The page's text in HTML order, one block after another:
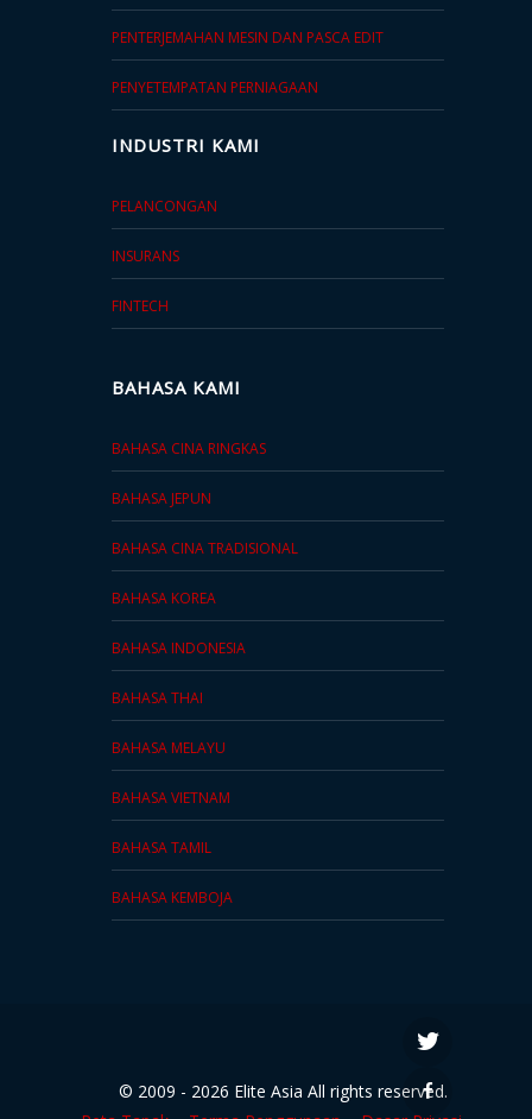
PENTERJEMAHAN MESIN DAN PASCA EDIT
PENYETEMPATAN PERNIAGAAN
INDUSTRI KAMI
PELANCONGAN
INSURANS
FINTECH
BAHASA KAMI
BAHASA CINA RINGKAS
BAHASA JEPUN
BAHASA CINA TRADISIONAL
BAHASA KOREA
BAHASA INDONESIA
BAHASA THAI
BAHASA MELAYU
BAHASA VIETNAM
BAHASA TAMIL
BAHASA KEMBOJA
© 2009 - 2026 Elite Asia All rights reserved.